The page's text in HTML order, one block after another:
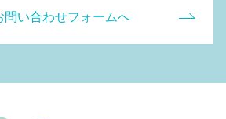
問い合わせフォームへ